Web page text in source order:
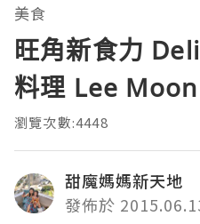
美食
旺角新食力
料理 Lee
瀏覽次數:4448
甜魔媽媽新天地
發佈於